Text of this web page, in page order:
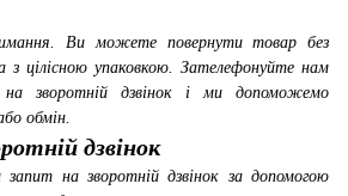
Ви можете повернути товар без
з цілісною упаковкою. Зателефонуйте нам
зворотній дзвінок і ми допоможемо
обмін.
дзвінок
на зворотній дзвінок за допомогою